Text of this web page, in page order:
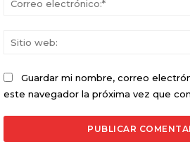
Guardar mi nombre, correo
este navegador la próxima vez que